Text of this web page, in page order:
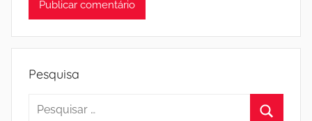
Pesquisa
Pesquisar